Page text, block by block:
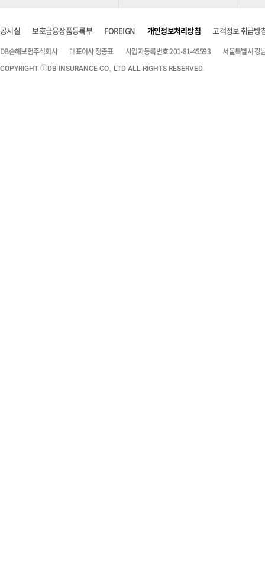
공시실 보호금융상품등록부 FOREIGN 개인정보처리방침 고객정보 취급방
DB손해보험주식회사 대표이사 정종표 사업자등록번호 201-81-45593 서울특별시 강
COPYRIGHT ⓒDB INSURANCE CO., LTD ALL RIGHTS RESERVED.